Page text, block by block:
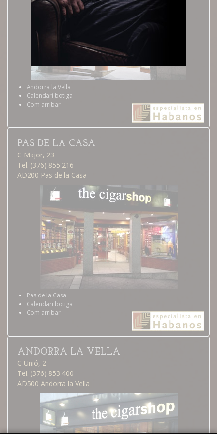
Andorra la Vella
Calendari botiga
Com arribar
PAS DE LA CASA
C Major, 23
Tel. (376) 855 216
AD200 Pas de la Casa
Pas de la Casa
Calendari botiga
Com arribar
ANDORRA LA VELLA
C Unió, 2
Tel. (376) 853 400
AD500 Andorra la Vella